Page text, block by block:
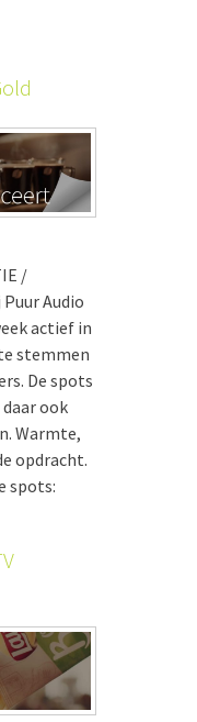
/
Puur Audio
actief in
stemmen
De spots
ook
Warmte,
opdracht.
spots: